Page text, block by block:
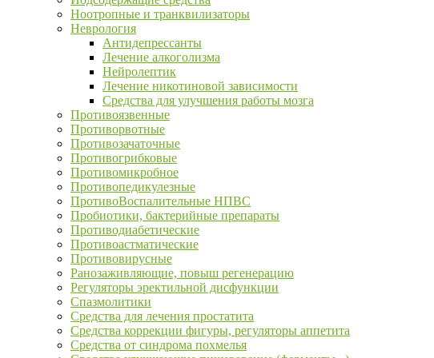
Ноотропные и транквилизаторы
Неврология
Антидепрессанты
Лечение алкоголизма
Нейролептик
Лечение никотиновой зависимости
Средства для улучшения работы мозга
Противоязвенные
Противорвотные
Противозачаточные
Противогрибковые
Противомикробное
Противопедикулезные
ПротивоВоспалительные НПВС
Пробиотики, бактерийные препараты
Противодиабетические
Противоастматические
Противовирусные
Ранозаживляющие, повыш регенерацию
Регуляторы эректильной дисфункции
Спазмолитики
Средства для лечения простатита
Средства коррекции фигуры, регуляторы аппетита
Средства от синдрома похмелья